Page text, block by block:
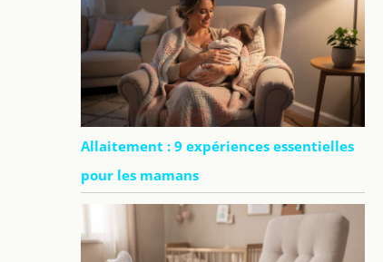
Allaitement : 9 expériences essentielles
pour les mamans